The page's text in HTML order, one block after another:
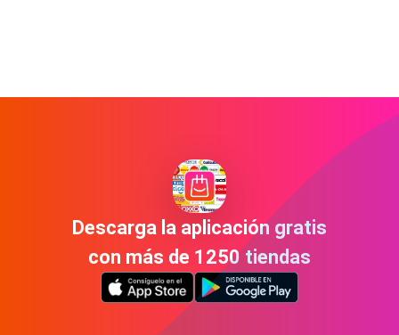
Descarga la aplicación gratis
con más de 1250 tiendas